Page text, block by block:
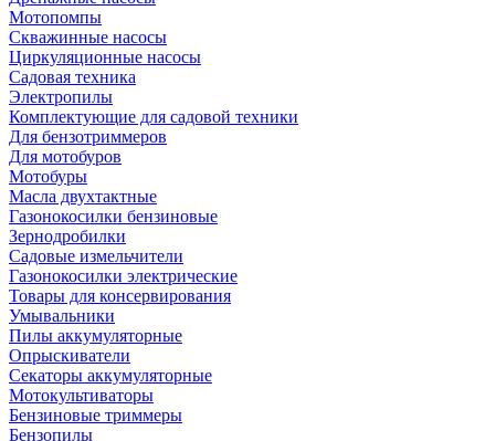
Мотопомпы
Скважинные насосы
Циркуляционные насосы
Садовая техника
Электропилы
Комплектующие для садовой техники
Для бензотриммеров
Для мотобуров
Мотобуры
Масла двухтактные
Газонокосилки бензиновые
Зернодробилки
Садовые измельчители
Газонокосилки электрические
Товары для консервирования
Умывальники
Пилы аккумуляторные
Опрыскиватели
Секаторы аккумуляторные
Мотокультиваторы
Бензиновые триммеры
Бензопилы